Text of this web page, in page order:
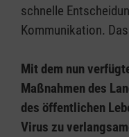
schnelle
Kommunikation.
Mit dem nun
Maßnahmen des
des öffentlichen
Virus zu